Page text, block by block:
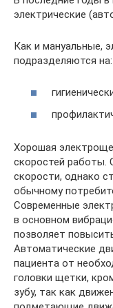
электрические
Как и мануальные,
подразделяются на:
Хорошая
скоростей
скорости, однако
обычному
Современные
в основном
позволяет
Автоматические
пациента от
головки щетки,
зубу, так как